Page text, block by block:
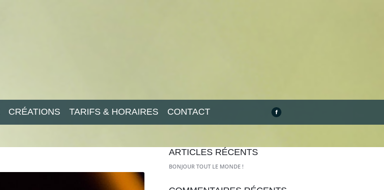
CRÉATIONS TARIFS & HORAIRES CONTACT
ARTICLES RÉCENTS
BONJOUR TOUT LE MONDE !